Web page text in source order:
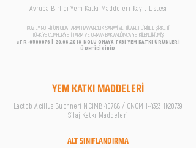
Avrupa Birliği Yem Katkı Maddeleri Kayıt Listesi
KUZEY NUTRİTİON GIDA TARIM HAYVANCILIK SANAYİ VE TİCARET LİMİTED ŞİRKETİ
TÜRKİYE CUMHURİYETİ TARIM VE ORMAN BAKANLIĞINCA YETKİLENDİRİLMİŞ
aTR-0500076 | 20.06.2018 NOLU ONAYA TABİ YEM KATKI ÜRÜNLERİ
ÜRETİCİSİDİR
YEM KATKI MADDELERİ
Lactob Acillus Buchneri NCIMB 40788 / CNCM I-4323 1k20739
Silaj Katkı Maddeleri
ALT SINIFLANDIRMA